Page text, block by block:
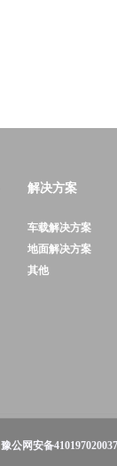
解决方案
车载解决方案
地面解决方案
其他
豫公网安备